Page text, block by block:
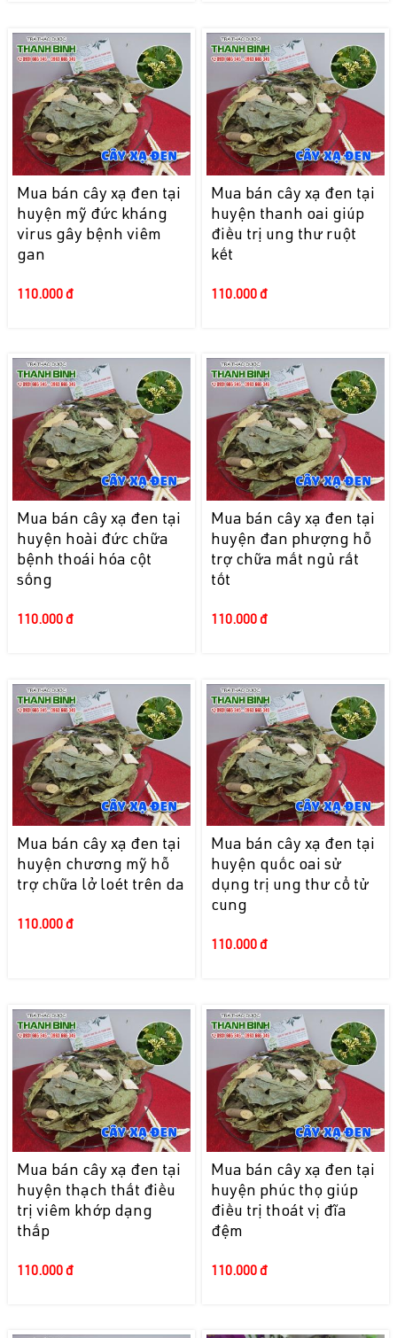
Mua bán cây xạ đen tại
huyện mỹ đức kháng
virus gây bệnh viêm
gan
110.000 đ
Mua bán cây xạ đen tại
huyện thanh oai giúp
điều trị ung thư ruột
kết
110.000 đ
Mua bán cây xạ đen tại
huyện hoài đức chữa
bệnh thoái hóa cột
sống
110.000 đ
Mua bán cây xạ đen tại
huyện đan phượng hỗ
trợ chữa mất ngủ rất
tốt
110.000 đ
Mua bán cây xạ đen tại
huyện chương mỹ hỗ
trợ chữa lở loét trên da
110.000 đ
Mua bán cây xạ đen tại
huyện quốc oai sử
dụng trị ung thư cổ tử
cung
110.000 đ
Mua bán cây xạ đen tại
huyện thạch thất điều
trị viêm khớp dạng
thấp
110.000 đ
Mua bán cây xạ đen tại
huyện phúc thọ giúp
điều trị thoát vị đĩa
đệm
110.000 đ